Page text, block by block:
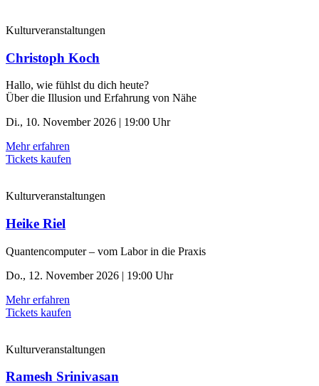
Kulturveranstaltungen
Christoph Koch
Hallo, wie fühlst du dich heute?
Über die Illusion und Erfahrung von Nähe
Di., 10. November 2026 | 19:00 Uhr
Mehr erfahren
Tickets kaufen
Kulturveranstaltungen
Heike Riel
Quantencomputer – vom Labor in die Praxis
Do., 12. November 2026 | 19:00 Uhr
Mehr erfahren
Tickets kaufen
Kulturveranstaltungen
Ramesh Srinivasan